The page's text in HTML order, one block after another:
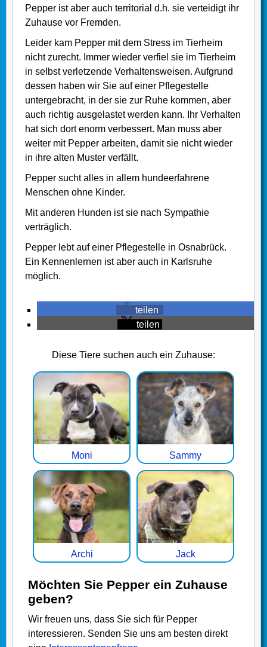
Pepper ist aber auch territorial d.h. sie verteidigt ihr
Zuhause vor Fremden.
Leider kam Pepper mit dem Stress im Tierheim
nicht zurecht. Immer wieder verfiel sie im Tierheim
in selbst verletzende Verhaltensweisen. Aufgrund
dessen haben wir Sie auf einer Pflegestelle
untergebracht, in der sie zur Ruhe kommen, aber
auch richtig ausgelastet werden kann. Ihr Verhalten
hat sich dort enorm verbessert. Man muss aber
weiter mit Pepper arbeiten, damit sie nicht wieder
in ihre alten Muster verfällt.
Pepper sucht alles in allem hundeerfahrene
Menschen ohne Kinder.
Mit anderen Hunden ist sie nach Sympathie
verträglich.
Pepper lebt auf einer Pflegestelle in Osnabrück.
Ein Kennenlernen ist aber auch in Karlsruhe
möglich.
teilen
teilen
Diese Tiere suchen auch ein Zuhause:
Moni Sammy
Archi Jack
Möchten Sie Pepper ein Zuhause
geben?
Wir freuen uns, dass Sie sich für Pepper
interessieren. Senden Sie uns am besten direkt